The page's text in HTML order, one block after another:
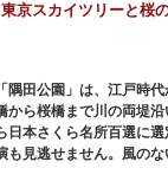
浅草には、観音様の境
福神をめぐる途中、こ
はいかがでしょうか。
散策は、福徳と心の安ら
東京スカイツリーと桜
隅田公園」は、江戸時
から桜橋まで川の両堤
本さくら名所百選に選
も見逃せません。風の
コラボレーションも楽